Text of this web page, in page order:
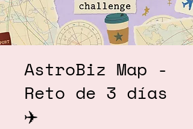
AstroBiz Map -
Reto de 3 días
✈️